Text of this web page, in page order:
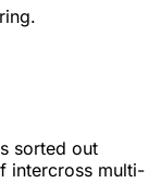
sorted out
intercross multi-